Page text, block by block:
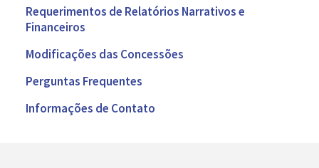
Requerimentos de Relatórios Narrativos e
Financeiros
Modificações das Concessões
Perguntas Frequentes
Informações de Contato